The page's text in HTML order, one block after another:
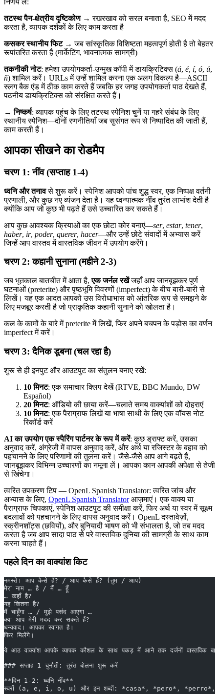
निर्णय लें:
तटस्थ पैन-क्षेत्रीय दृष्टिकोण→ रखरखाव को सरल बनाता है, SEO में मदद
करता है, व्यापक दर्शकों के लिए काम करता है
कसकर स्थानीय फिट→ जब सांस्कृतिक विशिष्टता महत्वपूर्ण होती है तो बेहतर
रूपांतरित करता है (मार्केटिंग, भावनात्मक सामग्री)
तकनीकी नोट: हमेशा उपयोगकर्ता-उन्मुख कॉपी में डायक्रिटिक्स (á, é, í, ó, ú,
ñ) शामिल करें। URLs में उन्हें शामिल करना एक अलग विकल्प है—ASCII
स्लग बैक एंड में ठीक काम करते हैं जबकि हर जगह उपयोगकर्ता पाठ देखते हैं,
पठनीय डायक्रिटिक्स को संरक्षित करते हैं।
→निष्कर्ष: व्यापक पहुंच के लिए तटस्थ स्पेनिश चुनें या गहरे संबंध के लिए
स्थानीय स्पेनिश—दोनों रणनीतियाँ जब सुसंगत रूप से निष्पादित की जाती हैं,
काम करती हैं।
आपका सीखने का रोडमैप
चरण 1: नींव (सप्ताह 1-4)
ध्वनि और तनावसे शुरू करें। स्पेनिश आपको पांच शुद्ध स्वर, एक निष्पक्ष वर्तनी
प्रणाली, और कुछ नए व्यंजन देता है। यह ध्वन्यात्मक नींव तुरंत लाभांश देती है
क्योंकि आप जो कुछ भी पढ़ते हैं उसे उच्चारित कर सकते हैं।
आप कुछ आवश्यक क्रियाओं का एक छोटा कोर बनाएं—ser, estar, tener,
haber, ir, poder, querer, hacer—और उन्हें छोटे संवादों में अभ्यास करें
जिन्हें आप वास्तव में वास्तविक जीवन में उपयोग करेंगे।
चरण 2: कहानी सुनाना (महीने 2-3)
जब भूतकाल बातचीत में आता है,एक जर्नल रखेंजहाँ आप जानबूझकर पूर्ण
घटनाओं (preterite) और पृष्ठभूमि विवरणों (imperfect) के बीच बारी-बारी से
लिखें। यह एक आदत आपको उस विरोधाभास को आंतरिक रूप से समझने के
लिए मजबूर करती है जो प्राकृतिक कहानी सुनाने को खोलता है।
कल के कामों के बारे में preterite में लिखें, फिर अपने बचपन के पड़ोस का वर्णन
imperfect में करें।
चरण 3: दैनिक डूबना (चल रहा है)
शुरू से ही इनपुट और आउटपुट का संतुलन बनाए रखें:
10 मिनट: एक समाचार क्लिप देखें (RTVE, BBC Mundo, DW
Español)
20 मिनट: ऑडियो की छाया करें—चलाते समय वाक्यांशों को दोहराएं
10 मिनट: एक पैराग्राफ लिखें या भाषा साथी के लिए एक वॉयस नोट
रिकॉर्ड करें
AI का उपयोग एक स्पैरिंग पार्टनर के रूप में करें: कुछ ड्राफ्ट करें, उसका
अनुवाद करें, अंग्रेजी में वापस अनुवाद करें, और अर्थ या रजिस्टर के बहाव को
पहचानने के लिए परिणामों की तुलना करें। जैसे-जैसे आप आगे बढ़ते हैं,
जानबूझकर विभिन्न उच्चारणों का नमूना लें। आपका कान आपकी अपेक्षा से तेजी
से खिंचेगा।
त्वरित उपकरण टिप — OpenL Spanish Translator: त्वरित जांच और
अभ्यास के लिए, OpenL Spanish Translatorआज़माएं। एक वाक्य या
पैराग्राफ चिपकाएं, स्पेनिश आउटपुट की समीक्षा करें, फिर अर्थ या स्वर में सूक्ष्म
बदलावों को पहचानने के लिए वापस अनुवाद करें। OpenL दस्तावेज़ों,
स्क्रीनशॉट्स (छवियों), और बुनियादी भाषण को भी संभालता है, जो तब मदद
करता है जब आप सादा पाठ से परे वास्तविक दुनिया की सामग्री के साथ काम
करना चाहते हैं।
पहले दिन का वाक्यांश किट
नमस्ते। आप कैसे हैं? / आप कैसे हैं? (तुम / आप)
मेरा नाम … है / मैं … हूँ
… कहाँ है?
यह कितना है?
मैं चाहूँगा … / मुझे पसंद आएगा …
क्या आप मेरी मदद कर सकते हैं?
धन्यवाद। आपका स्वागत है।
फिर मिलेंगे।
ये आठ वाक्यांश आपके व्यापक कौशल के साथ पकड़ में आने तक दर्जनों वास्तविक
### सप्ताह 1 चुनौती: तुरंत बोलना शुरू करें
**दिन 1-2: ध्वनि नींव**
स्वरों (a, e, i, o, u) और इन शब्दों: *casa*, *pero*, *perro*,